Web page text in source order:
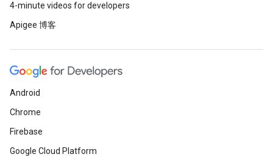
4-minute videos for developers
Apigee 博客
Android
Chrome
Firebase
Google Cloud Platform